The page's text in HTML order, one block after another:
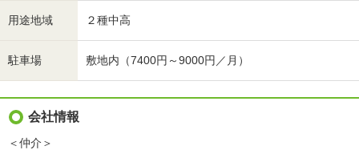
用途地域 ２種中高
駐車場 敷地内（7400円～9000円／月）
会社情報
＜仲介＞